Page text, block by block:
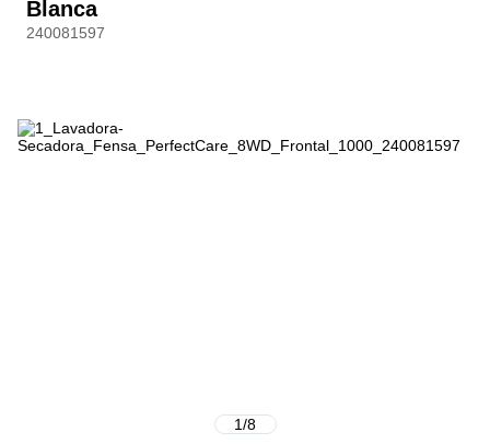
5. secadora
Blanca
240081597
1/8